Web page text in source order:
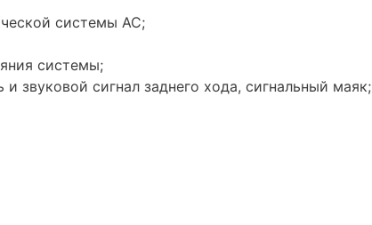
системы АС;
системы;
звуковой сигнал заднего хода, сигнальный маяк;